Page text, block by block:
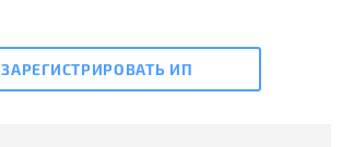
ЗАРЕГИСТРИРОВАТЬ ИП